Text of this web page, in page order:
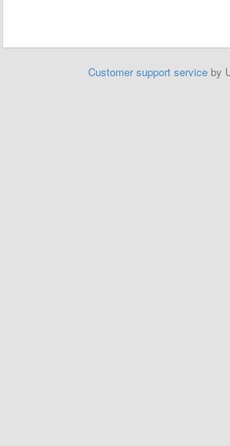
Customer support service by